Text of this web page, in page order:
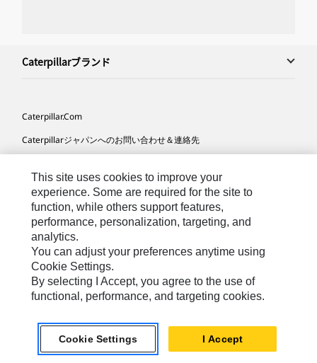
Caterpillarブランド
Caterpillar.com
Caterpillarジャパンへのお問い合わせ＆連絡先
サイト･マップ
Cookie Settings
法的事項
プライバシー
Japanese
載を禁じます）
This site uses cookies to improve your
experience. Some are required for the site to
function, while others support features,
performance, personalization, targeting, and
analytics.
You can adjust your preferences anytime using
Cookie Settings.
By selecting I Accept, you agree to the use of
functional, performance, and targeting cookies.
Cookie Settings I Accept